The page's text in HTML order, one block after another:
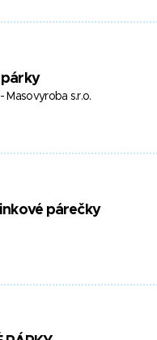
párky
Masovyroba s.r.o.
párečky